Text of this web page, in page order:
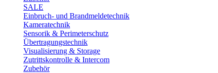
SALE
Einbruch- und Brandmeldetechnik
Kameratechnik
Sensorik & Perimeterschutz
Übertragungstechnik
Visualisierung & Storage
Zutrittskontrolle & Intercom
Zubehör